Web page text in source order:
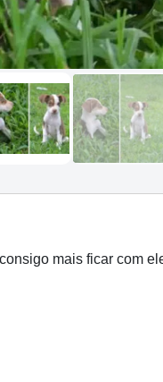
mais ficar com